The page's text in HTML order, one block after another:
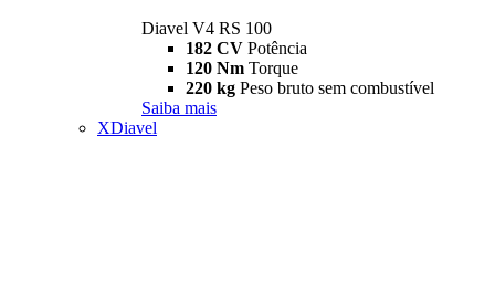
Diavel V4 RS 100
182 CV Potência
120 Nm Torque
220 kg Peso bruto sem combustível
Saiba mais
XDiavel